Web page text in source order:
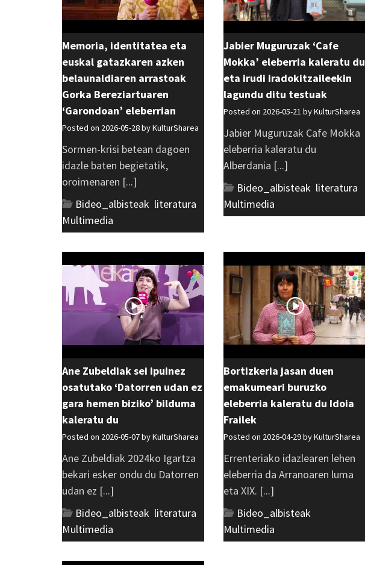
Memoria, identitatea eta
euskal gatazkaren azken
belaunaldiaren arrastoak
Gorka Bereziartuaren
‘Garondoan’ eleberrian
Posted on 2026-05-28 byKulturSharea
Sormen-krisi betean dagoen
idazle baten begietatik,
oroimenaren [...]
Bideo_albisteak literatura
Multimedia
Jabier Muguruzak ‘Cafe
Mokka’ eleberria kaleratu du
eta irudi iradokitzaileekin
lagundu ditu testuak
Posted on 2026-05-21 byKulturSharea
Jabier Muguruzak Cafe Mokka
eleberria kaleratu du
Alberdania [...]
Bideo_albisteak literatura
Multimedia
Ane Zubeldiak sei ipuinez
osatutako ‘Datorren udan ez
gara hemen biziko’ bilduma
kaleratu du
Posted on 2026-05-07 byKulturSharea
Ane Zubeldiak 2024ko Igartza
bekari esker ondu du Datorren
udan ez [...]
Bideo_albisteak literatura
Multimedia
Bortizkeria jasan duen
emakumeari buruzko
eleberria kaleratu du Idoia
Frailek
Posted on 2026-04-29 byKulturSharea
Errenteriako idazlearen lehen
eleberria da Arranoaren luma
eta XIX. [...]
Bideo_albisteak
Multimedia